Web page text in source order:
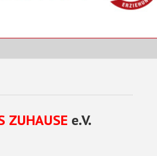
ZUHAUSE e.V.